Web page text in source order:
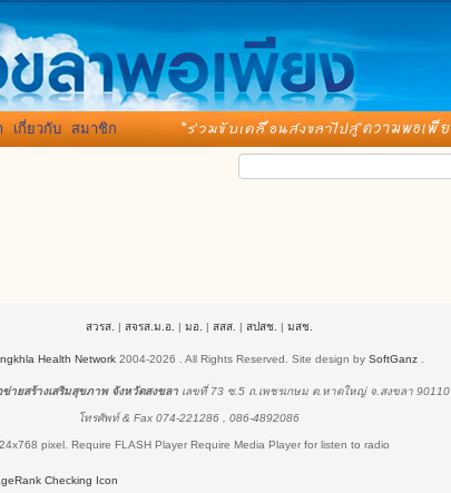
เกี่ยวกับ สมาชิก
สวรส. | สจรส.ม.อ. | มอ. | สสส. | สปสช. | มสช.
Health Network 2004-2026 . All Rights Reserved. Site design by SoftGanz
ข่ายสร้างเสริมสุขภาพ จังหวัดสงขลาเลขที่ 73 ซ.5 ถ.เพชรเกษม ต.หาดใหญ่ จ.สงขลา 90110
โทรศัพท์ & Fax 074-221286 , 086-4892086
pixel. Require FLASH Player Require Media Player for listen to radio